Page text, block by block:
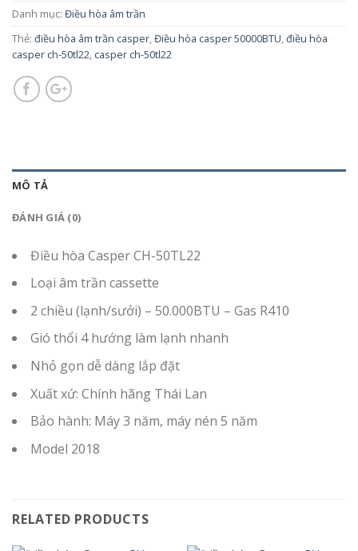
Danh mục: Điều hòa âm trần
Thẻ: điều hòa âm trần casper Điều hòa casper 50000BTU điều hòa
casper ch-50tl22 casper ch-50tl22
MÔ TẢ
ĐÁNH GIÁ (0)
Điều hòa Casper CH-50TL22
Loại âm trần cassette
2 chiều (lạnh/sưởi) – 50.000BTU – Gas R410
Gió thổi 4 hướng làm lạnh nhanh
Nhỏ gọn dễ dàng lắp đặt
Xuất xứ: Chính hãng Thái Lan
Bảo hành: Máy 3 năm, máy nén 5 năm
Model 2018
RELATED PRODUCTS